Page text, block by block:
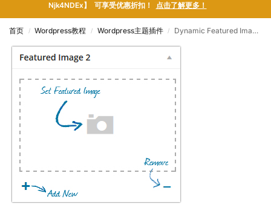
Njk4NDEx】 可享受优惠折扣！ 点击了解更多！
首页 / Wordpress教程 / Wordpress主题插件 / Dynamic Featured Image – WordPress plugin WordPress插件下载